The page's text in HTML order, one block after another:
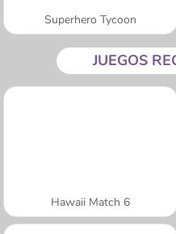
Superhero Tycoon
JUEGOS
Hawaii Match 6